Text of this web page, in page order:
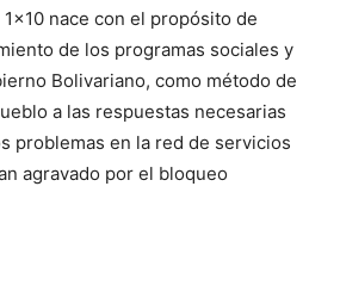
nace con el propósito de
de los programas sociales y
Bolivariano, como método de
a las respuestas necesarias
problemas en la red de servicios
agravado por el bloqueo